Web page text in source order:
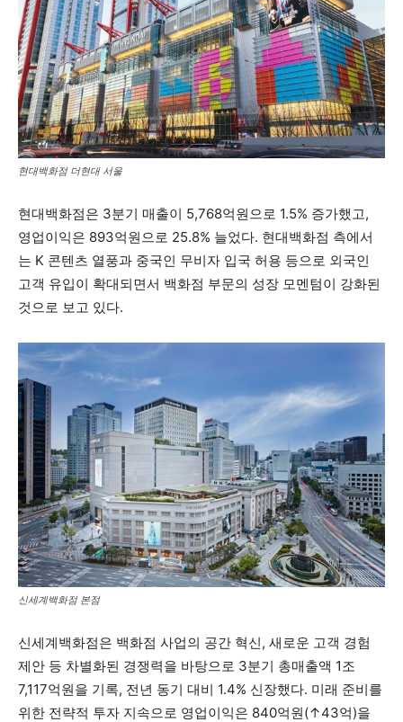
현대백화점 더현대 서울
현대백화점은 3분기 매출이 5,768억원으로 1.5% 증가했고,
영업이익은 893억원으로 25.8% 늘었다. 현대백화점 측에서
는 K 콘텐츠 열풍과 중국인 무비자 입국 허용 등으로 외국인
고객 유입이 확대되면서 백화점 부문의 성장 모멘텀이 강화된
것으로 보고 있다.
신세계백화점 본점
신세계백화점은 백화점 사업의 공간 혁신, 새로운 고객 경험
제안 등 차별화된 경쟁력을 바탕으로 3분기 총매출액 1조
7,117억원을 기록, 전년 동기 대비 1.4% 신장했다. 미래 준비를
위한 전략적 투자 지속으로 영업이익은 840억원(↑43억)을